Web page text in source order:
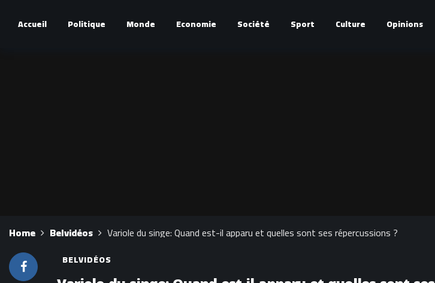
Accueil Politique Monde Economie Société Sport Culture Opinions
Home Belvidéos Variole du singe: Quand est-il apparu et quelles sont ses répercussions ?
BELVIDÉOS